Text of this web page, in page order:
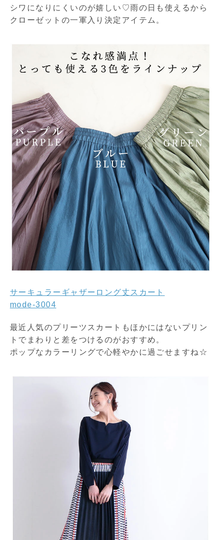
シワになりにくいのが嬉しい♡雨の日も使えるから
クローゼットの一軍入り決定アイテム。
サーキュラーギャザーロング丈スカート
mode-3004
最近人気のプリーツスカートもほかにはないプリン
トでまわりと差をつけるのがおすすめ。
ポップなカラーリングで心軽やかに過ごせますね☆